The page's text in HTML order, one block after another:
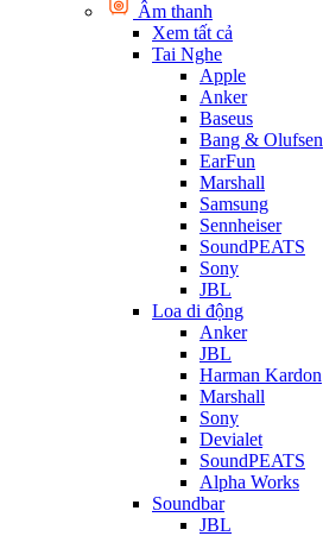
Âm thanh
Xem tất cả
Tai Nghe
Apple
Anker
Baseus
Bang & Olufsen
EarFun
Marshall
Samsung
Sennheiser
SoundPEATS
Sony
JBL
Loa di động
Anker
JBL
Harman Kardon
Marshall
Sony
Devialet
SoundPEATS
Alpha Works
Soundbar
JBL